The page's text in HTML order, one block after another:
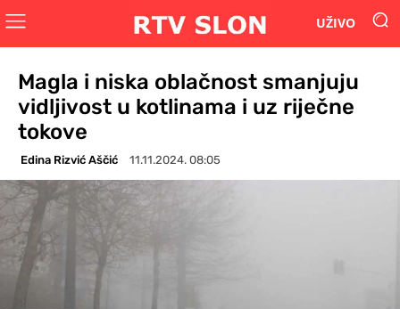
UŽIVO
Magla i niska oblačnost smanjuju
vidljivost u kotlinama i uz riječne
tokove
Edina Rizvić Aščić 11.11.2024. 08:05